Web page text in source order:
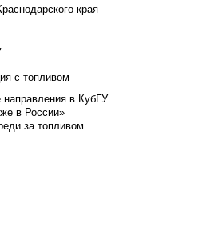
края
с топливом
в КубГУ
в России»
за топливом